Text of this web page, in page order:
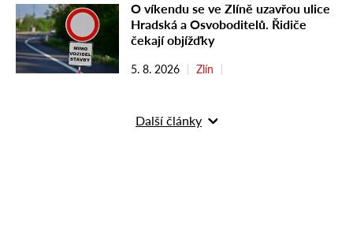
O víkendu se ve Zlíně uzavřou ulice
Hradská a Osvoboditelů. Řidiče
čekají objížďky
5. 8. 2026 Zlín
Další články